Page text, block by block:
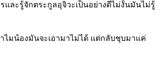
และรู้จักตระกูลอุจิวะเป็นอย่างดีไม่งั้นมันไม่รู้
ไมน้องมันจะเอามาไม่ได้ แต่กลับชุบมาแค่